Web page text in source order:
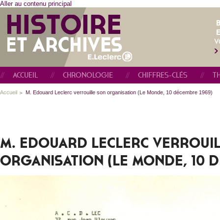
Aller au contenu principal
ACCUEIL CHRONOLOGIE CHIFFRES-CLÉS
Accueil M. Edouard Leclerc verrouille son organisation (Le Monde, 10 décembre 1969)
M. EDOUARD LECLERC
ORGANISATION (LE MONDE, 10